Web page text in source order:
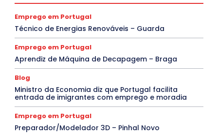
Emprego em Portugal
Técnico de Energias Renováveis – Guarda
Emprego em Portugal
Aprendiz de Máquina de Decapagem – Braga
Blog
Ministro da Economia diz que Portugal facilita
entrada de imigrantes com emprego e moradia
Emprego em Portugal
Preparador/Modelador 3D – Pinhal Novo